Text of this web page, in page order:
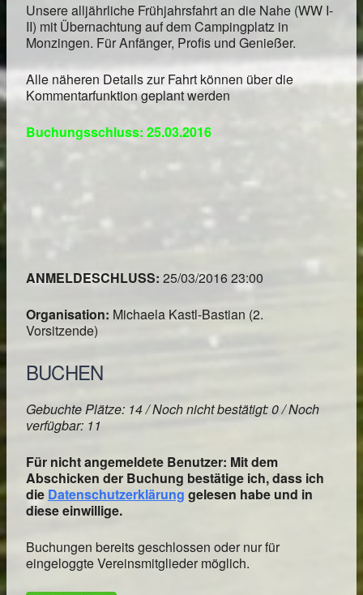
Unsere alljährliche Frühjahrsfahrt an die Nahe (WW I-
II) mit Übernachtung auf dem Campingplatz in
Monzingen. Für Anfänger, Profis und Genießer.
Alle näheren Details zur Fahrt können über die
Kommentarfunktion geplant werden
Buchungsschluss: 25.03.2016
ANMELDESCHLUSS: 25/03/2016 23:00
Organisation: Michaela Kastl-Bastian (2.
Vorsitzende)
BUCHEN
Gebuchte Plätze: 14 / Noch nicht bestätigt: 0 / Noch
verfügbar: 11
Für nicht angemeldete Benutzer: Mit dem
Abschicken der Buchung bestätige ich, dass ich
die Datenschutzerklärung gelesen habe und in
diese einwillige.
Buchungen bereits geschlossen oder nur für
eingeloggte Vereinsmitglieder möglich.